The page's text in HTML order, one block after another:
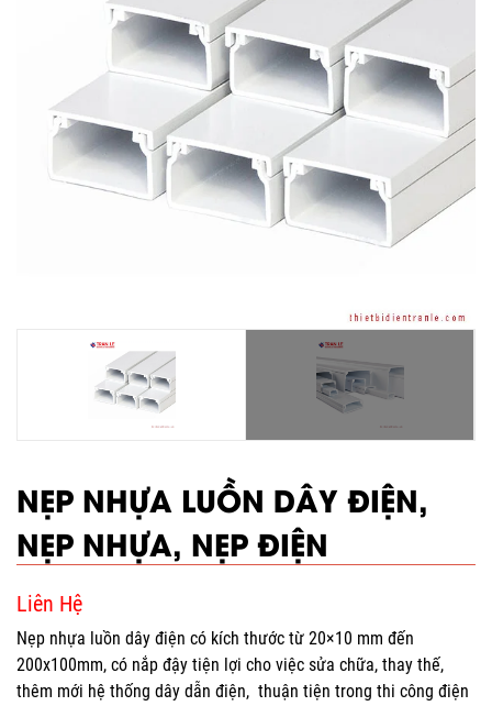
NẸP NHỰA LUỒN DÂY ĐIỆN,
NẸP NHỰA, NẸP ĐIỆN
Liên Hệ
Nẹp nhựa luồn dây điện có kích thước từ 20×10 mm đến
200x100mm, có nắp đậy tiện lợi cho việc sửa chữa, thay thế,
thêm mới hệ thống dây dẫn điện, thuận tiện trong thi công điện